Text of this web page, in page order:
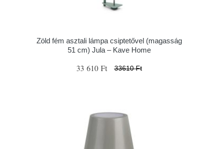
Zöld fém asztali lámpa csiptetővel (magasság
51 cm) Jula – Kave Home
33 610 Ft 33610 Ft